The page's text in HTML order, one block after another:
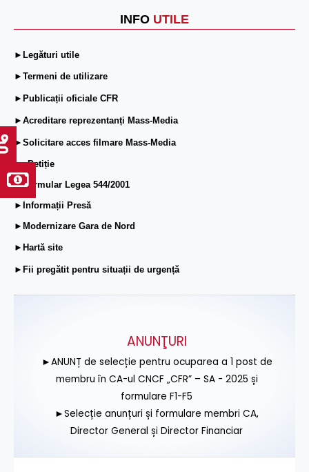
INFO UTILE
►Legături utile
►Termeni de utilizare
►Publicații oficiale CFR
►Acreditare reprezentanți Mass-Media
►Solicitare acces filmare Mass-Media
►ePetiție
►Formular Legea 544/2001
►Informații Presă
►Modernizare Gara de Nord
►Hartă site
►Fii pregătit pentru situații de urgență
ANUNŢURI
►ANUNȚ de selecție pentru ocuparea a 1 post de
membru în CA-ul CNCF „CFR” – SA - 2025 și
formulare F1-F5
►Selecție anunțuri și formulare membri CA,
Director General și Director Financiar